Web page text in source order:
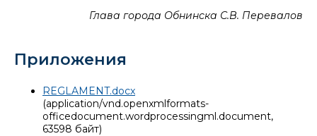
Глава города Обнинска С.В. Перевалов
Приложения
REGLAMENT.docx
(application/vnd.openxmlformats-
officedocument.wordprocessingml.document,
63598 байт)